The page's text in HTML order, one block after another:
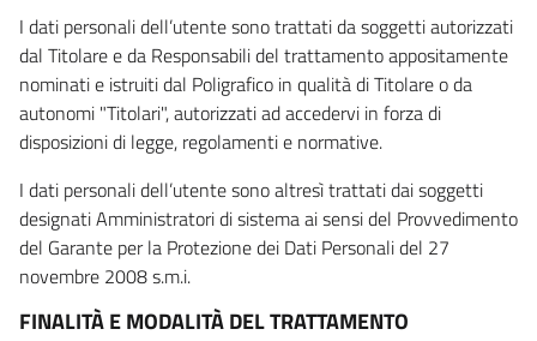
I dati personali dell’utente sono trattati da soggetti autorizzati
dal Titolare e da Responsabili del trattamento appositamente
nominati e istruiti dal Poligrafico in qualità di Titolare o da
autonomi "Titolari", autorizzati ad accedervi in forza di
disposizioni di legge, regolamenti e normative.
I dati personali dell’utente sono altresì trattati dai soggetti
designati Amministratori di sistema ai sensi del Provvedimento
del Garante per la Protezione dei Dati Personali del 27
novembre 2008 s.m.i.
FINALITÀ E MODALITÀ DEL TRATTAMENTO